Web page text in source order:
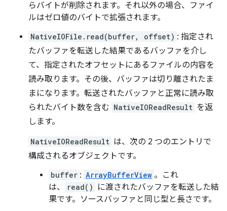
らバイトが削除されます。それ以外の場合、ファイ
ルはゼロ値のバイトで拡張されます。
NativeIOFile.read(buffer, offset) : 指定され
たバッファを転送した結果であるバッファを介し
て、指定されたオフセットにあるファイルの内容を
読み取ります。その後、バッファは切り離されたま
まになります。転送されたバッファと正常に読み取
られたバイト数を含む NativeIOReadResult を返
します。
NativeIOReadResult は、次の 2 つのエントリで
構成されるオブジェクトです。
buffer : ArrayBufferView 。これ
は、
read()
に渡されたバッファを転送した結
果です。ソースバッファと同じ型と長さです。